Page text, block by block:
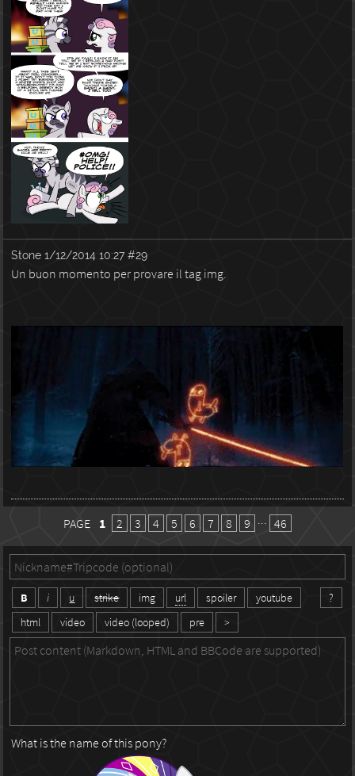
Stone 1/12/2014 10:27 #29
Un buon momento per provare il tag img.
PAGE 1 2 3 4 5 6 7 8 9 ··· 46
?
B i u strike img url spoiler
youtube
html
video video (looped) pre >
What is the name of this pony?